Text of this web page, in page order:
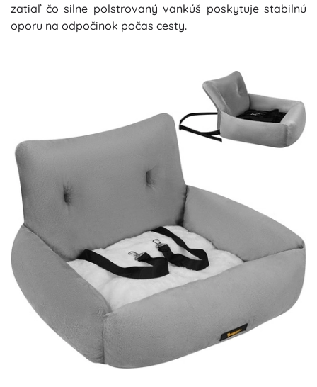
zatiaľ čo silne polstrovaný vankúš poskytuje stabilnú
oporu na odpočinok počas cesty.